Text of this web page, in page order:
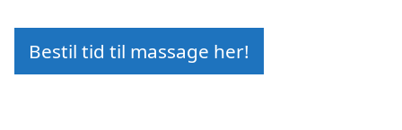
Bestil tid til massage her!